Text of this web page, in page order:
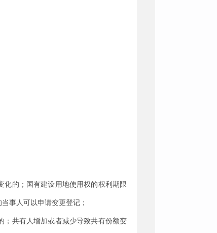
化的；国有建设用地使用权的权利期限
事人可以申请变更登记；
；共有人增加或者减少导致共有份额变